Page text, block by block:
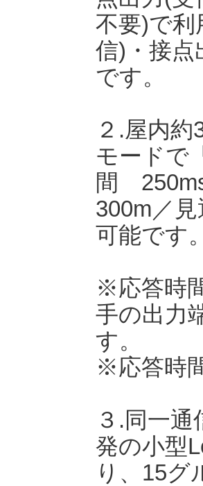
不要)で利
信)・接点
です。
２.屋内
モードで
間
300m／
可能です
※応答時
手の出力
す。
※応答時
３.同一
発の小型
り、15グ